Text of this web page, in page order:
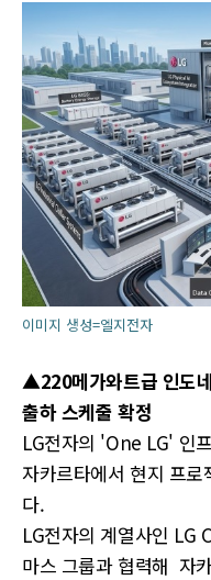
이미지 생성=엘지전자
▲220메가와트급 인도
출하 스케줄 확정
LG전자의 'One LG' 인
자카르타에서 현지 프
다.
LG전자의 계열사인 LG
마스 그룹과 협력해 자